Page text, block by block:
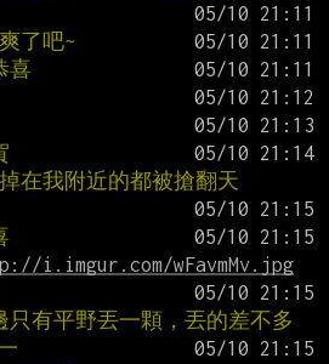
了吧~
喜
在我附近的都被搶翻天
i.imgur.com/wFavmMv.jpg
有平野丟一顆，丟的差不多